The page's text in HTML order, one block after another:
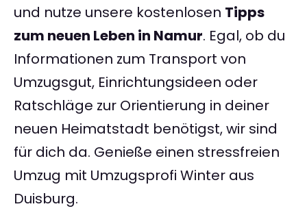
und nutze unsere kostenlosen Tipps
zum neuen Leben in Namur. Egal, ob du
Informationen zum Transport von
Umzugsgut, Einrichtungsideen oder
Ratschläge zur Orientierung in deiner
neuen Heimatstadt benötigst, wir sind
für dich da. Genieße einen stressfreien
Umzug mit Umzugsprofi Winter aus
Duisburg.